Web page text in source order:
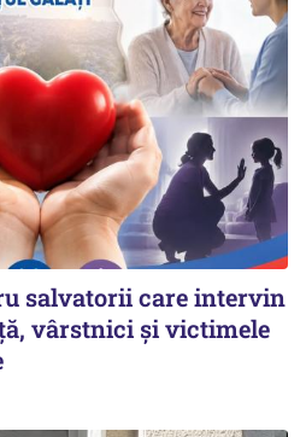
salvatorii care intervin
vârstnici și victimele